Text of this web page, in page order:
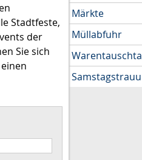
Stadtfeste,
der
Sie sich
Märkte
Müllabfuhr